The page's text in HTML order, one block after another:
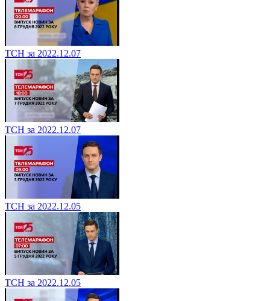
ТСН за 2022.12.07
ТСН за 2022.12.07
ТСН за 2022.12.05
ТСН за 2022.12.05